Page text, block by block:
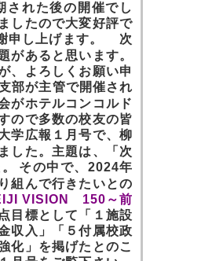
された後の開催でし
したので大変好評で
し上げます。
次
があると思います。
、よろしくお願い申
部が主管で開催され
がホテルコンコルド
ので多数の校友の皆
学広報１月号で、柳
した。主題は、「次
その中で、2024年
組んで行きたいとの
VISION
150～前
目標として「１施設
収入」「５付属校政
化」を掲げたとのこ